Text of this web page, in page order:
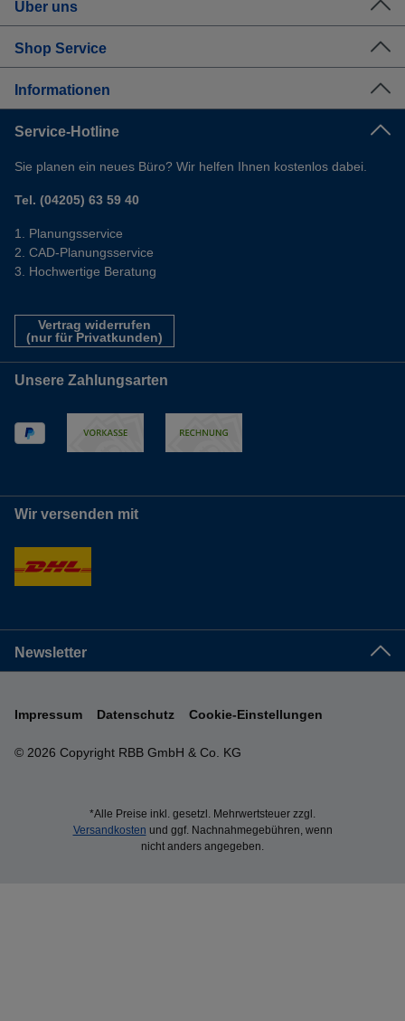
Über uns
Shop Service
Informationen
Service-Hotline
Sie planen ein neues Büro? Wir helfen Ihnen kostenlos dabei.
Tel. (04205) 63 59 40
Planungsservice
CAD-Planungsservice
Hochwertige Beratung
Vertrag widerrufen
(nur für Privatkunden)
Unsere Zahlungsarten
Wir versenden mit
Newsletter
© 2026 Copyright RBB GmbH & Co. KG
Impressum Datenschutz Cookie-Einstellungen
*Alle Preise inkl. gesetzl. Mehrwertsteuer zzgl.
Versandkosten und ggf. Nachnahmegebühren, wenn
nicht anders angegeben.